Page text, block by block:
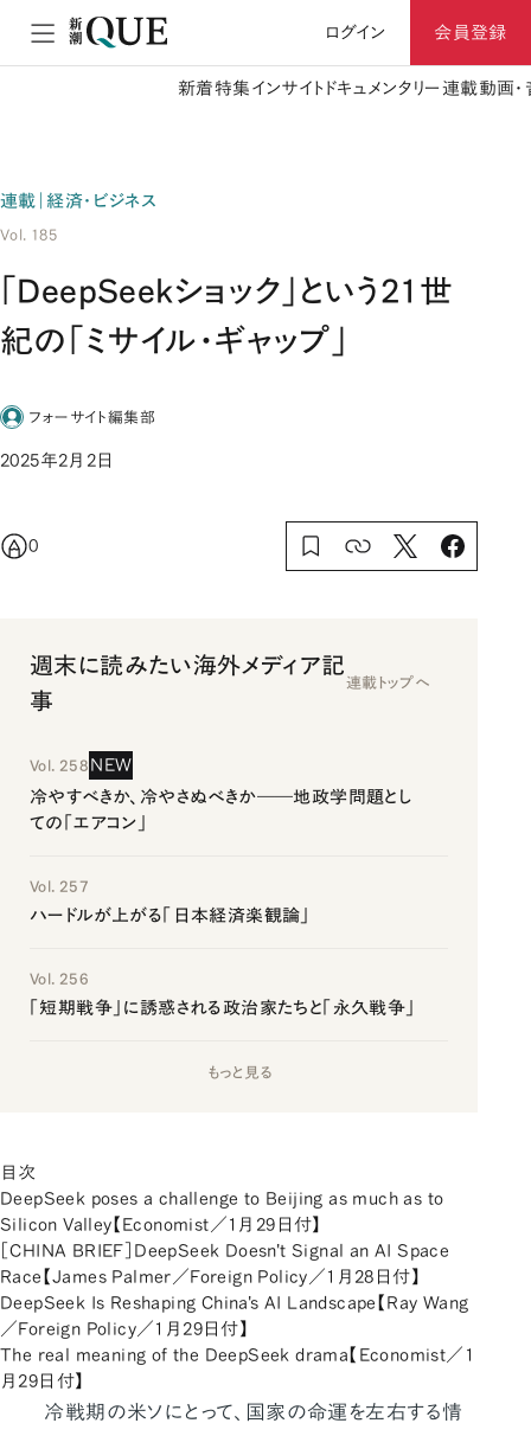
ログイン 会員登録
新着特集 インサイト ドキュメンタリー 連載動画
連載｜経済・ビジネス
Vol. 185
「DeepSeekショック」という21世
紀の「ミサイル・ギャップ」
フォーサイト編集部
2025年2月2日
0
週末に読みたい海外メディア記
事
連載トップへ
Vol. 258 NEW
冷やすべきか、冷やさぬべきか――地政学問題とし
ての「エアコン」
Vol. 257
ハードルが上がる「日本経済楽観論」
Vol. 256
「短期戦争」に誘惑される政治家たちと「永久戦争」
もっと見る
目次
DeepSeek poses a challenge to Beijing as much as to
Silicon Valley【Economist／1月29日付】
［CHINA BRIEF］DeepSeek Doesn't Signal an AI Space
Race【James Palmer／Foreign Policy／1月28日付】
DeepSeek Is Reshaping China's AI Landscape【Ray Wang
／Foreign Policy／1月29日付】
The real meaning of the DeepSeek drama【Economist／1
月29日付】
冷戦期の米ソにとって、国家の命運を左右する情